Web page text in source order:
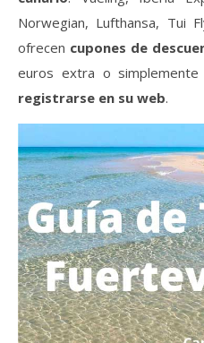
Norwegian, Lufthansa, Tui
ofrecen cupones de
euros extra o simplemente
registrarse en su web.